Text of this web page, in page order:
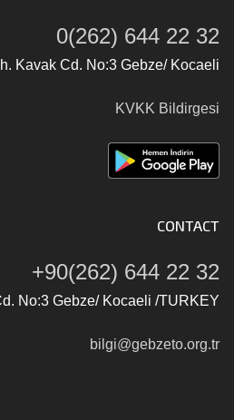
0(262) 644 22 32
Kavak Cd. No:3 Gebze/ Kocaeli
KVKK Bildirgesi
CONTACT
+90(262) 644 22 32
No:3 Gebze/ Kocaeli /TURKEY
bilgi@gebzeto.org.tr